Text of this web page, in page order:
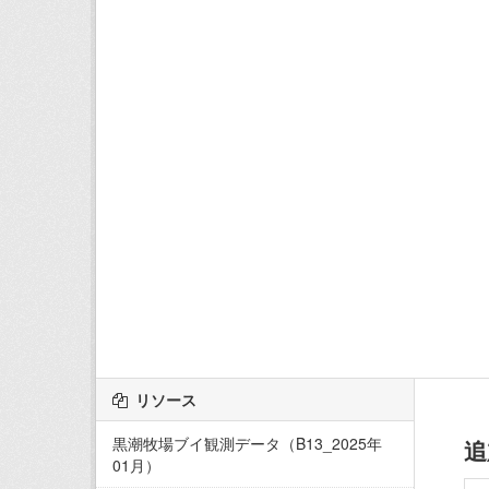
リソース
黒潮牧場ブイ観測データ（B13_2025年
01月）